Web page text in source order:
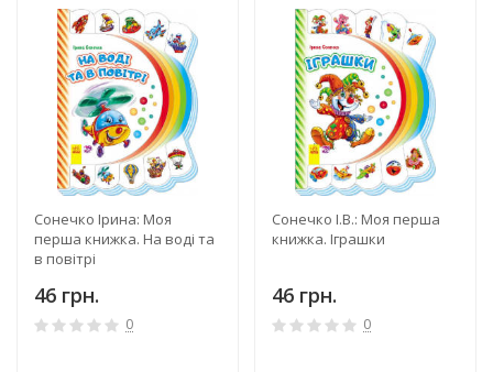
Сонечко Ірина: Моя
перша книжка. На воді та
в повітрі
46 грн.
0
Сонечко І.В.: Моя перша
книжка. Іграшки
46 грн.
0